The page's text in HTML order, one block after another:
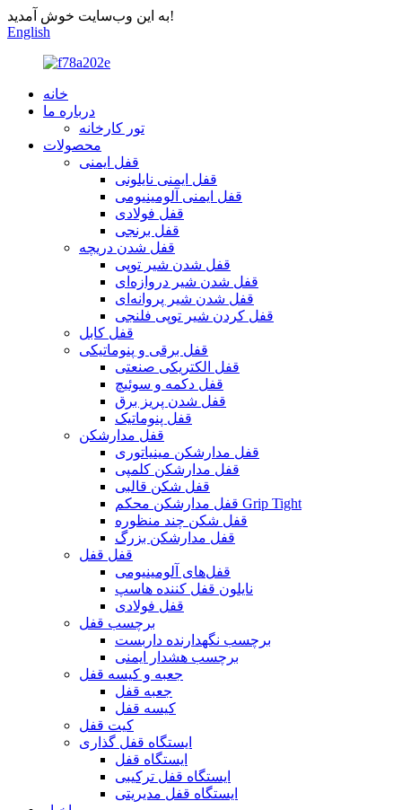
به این وب‌سایت خوش آمدید!
English
خانه
درباره ما
تور کارخانه
محصولات
قفل ایمنی
قفل ایمنی نایلونی
قفل ایمنی آلومینیومی
قفل فولادی
قفل برنجی
قفل شدن دریچه
قفل شدن شیر توپی
قفل شدن شیر دروازه‌ای
قفل شدن شیر پروانه‌ای
قفل کردن شیر توپی فلنجی
قفل کابل
قفل برقی و پنوماتیکی
قفل الکتریکی صنعتی
قفل دکمه و سوئیچ
قفل شدن پریز برق
قفل پنوماتیک
قفل مدارشکن
قفل مدارشکن مینیاتوری
قفل مدارشکن کلمپی
قفل شکن قالبی
قفل مدارشکن محکم Grip Tight
قفل شکن چند منظوره
قفل مدارشکن بزرگ
قفل قفل
قفل‌های آلومینیومی
نایلون قفل کننده هاسپ
قفل فولادی
برچسب قفل
برچسب نگهدارنده داربست
برچسب هشدار ایمنی
جعبه و کیسه قفل
جعبه قفل
کیسه قفل
کیت قفل
ایستگاه قفل گذاری
ایستگاه قفل
ایستگاه قفل ترکیبی
ایستگاه قفل مدیریتی